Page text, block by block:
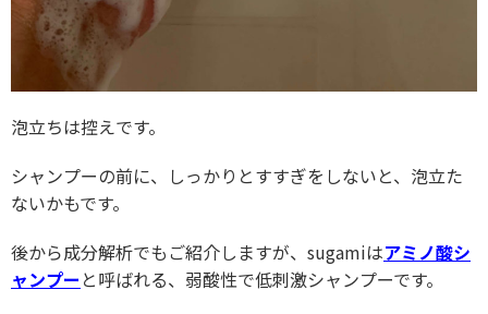
泡立ちは控えです。
シャンプーの前に、しっかりとすすぎをしないと、泡立た
ないかもです。
後から成分解析でもご紹介しますが、sugamiはアミノ酸シ
ャンプー と呼ばれる、弱酸性で低刺激シャンプーです。